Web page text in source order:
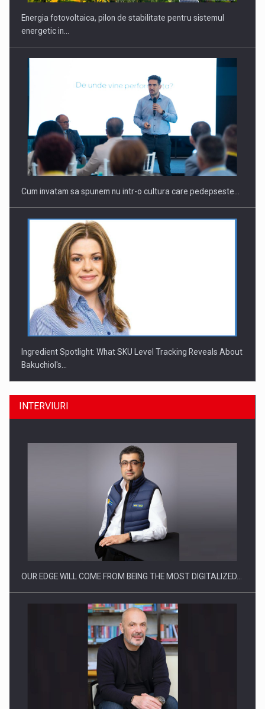
Webinar - Business Evolution-RETHINK STRATEGY-Finantare
Investitii Digitalizare
Energia fotovoltaica, pilon de stabilitate pentru sistemul
energetic in…
Cum invatam sa spunem nu intr-o cultura care pedepseste…
Ingredient Spotlight: What SKU Level Tracking Reveals About
Bakuchiol's…
Producatorii si comerciantii care nu se supun noilor
Proteinmaxxing and the Future of Protein Demand
INTERVIURI
OUR EDGE WILL COME FROM BEING THE MOST DIGITALIZED…